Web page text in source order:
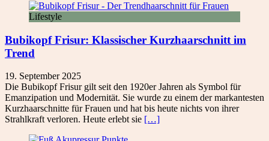
Lifestyle
Bubikopf Frisur: Klassischer Kurzhaarschnitt im
Trend
19. September 2025
Die Bubikopf Frisur gilt seit den 1920er Jahren als Symbol für
Emanzipation und Modernität. Sie wurde zu einem der markantesten
Kurzhaarschnitte für Frauen und hat bis heute nichts von ihrer
Strahlkraft verloren. Heute erlebt sie […]